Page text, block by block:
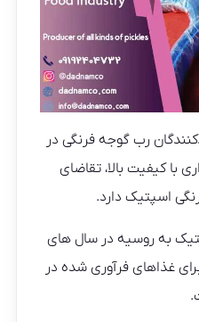
رب گوجه فرنگی در
با کیفیت بالا، تقاضای
اسپتیک دارد.
به روسیه در سال های
غذاهای فرآوری شده در